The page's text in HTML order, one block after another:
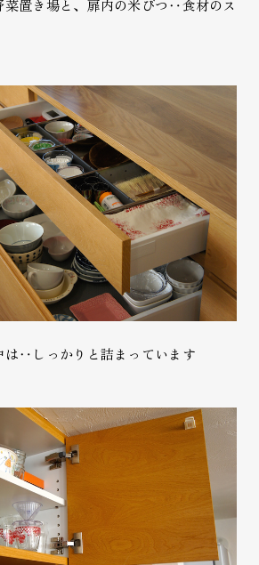
菜置き場と、扉内の米びつ‥食材のス
は‥しっかりと詰まっています